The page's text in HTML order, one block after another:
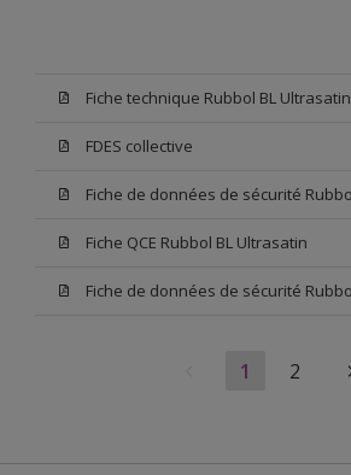
Fiche technique Rubbol BL Ultrasatin
FDES collective
Fiche QCE Rubbol BL Ultrasatin
1 2